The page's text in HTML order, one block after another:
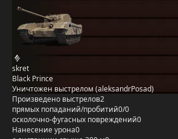
skret
Black Prince
Уничтожен выстрелом (aleksandrPosad)
Произведено выстрелов2
прямых попаданий/пробитий0/0
осколочно-фугасных повреждений0
Нанесение урона0